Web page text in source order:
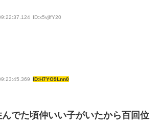
ID:x5vjIfY20
ID:H7YO9Lnn0
でた頃仲いい子がいたから百回位